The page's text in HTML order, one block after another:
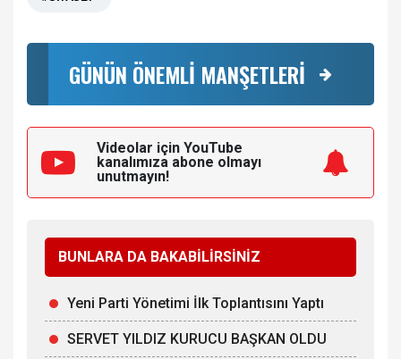
GÜNÜN ÖNEMLİ MANŞETLERİ
Videolar için YouTube
kanalımıza abone olmayı
unutmayın!
BUNLARA DA BAKABİLİRSİNİZ
Yeni Parti Yönetimi İlk Toplantısını Yaptı
SERVET YILDIZ KURUCU BAŞKAN OLDU